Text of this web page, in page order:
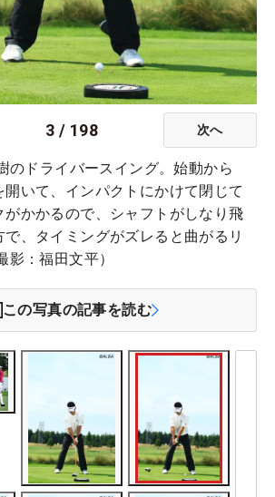
3 / 198 次へ
のドライバースイング。始動から
いて、インパクトにかけて閉じて
がかかるので、シャフトがしなり飛
、タイミングがズレると曲がるリ
影：福田文平）
この写真の記事を読む